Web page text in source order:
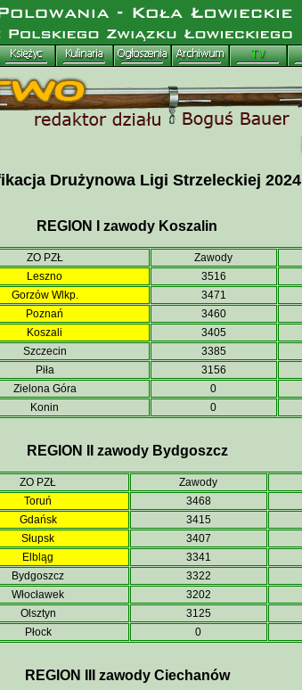
Drużynowa Ligi Strzeleckiej 2024
REGION I zawody Koszalin
ZO PZŁ Zawody
Leszno 3516
Gorzów Wlkp. 3471
Poznań 3460
Koszali 3405
Szczecin 3385
Piła 3156
Zielona Góra 0
Konin 0
REGION II zawody Bydgoszcz
ZO PZŁ Zawody
Toruń 3468
Gdańsk 3415
Słupsk 3407
Elbląg 3341
Bydgoszcz 3322
Włocławek 3202
Olsztyn 3125
Płock 0
REGION III zawody Ciechanów